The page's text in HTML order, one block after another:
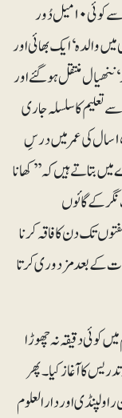
مولوی شریف اللہ کے انتقال کے بعد‘ جو آبائی گائوں سے کوئی ۱۰ میل دُور
والدہ‘ ایک بھائی اور
منتقل ہو گئے اور
کا سلسلہ جاری
رکھا‘ پرائمری تعلیم کے بعددینی تعلیم حاصل کی اور ۱۵ سال کی عمر میں درسِ
بتاتے ہیں کہ ’’کھانا
کے گائوں
تک دن کا فاقہ کرنا
کے بعد مزدوری کرتا
دقیقہ نہ چھوڑا
کا آغاز کیا۔ پھر
اور دارالعلوم